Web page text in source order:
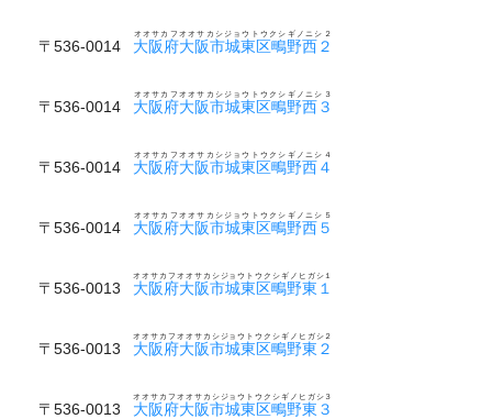
〒536-0014 大阪府大阪市城東区鴫野西２
オオサカフオオサカシジョウトウクシギノニシ２
〒536-0014 大阪府大阪市城東区鴫野西３
オオサカフオオサカシジョウトウクシギノニシ３
〒536-0014 大阪府大阪市城東区鴫野西４
オオサカフオオサカシジョウトウクシギノニシ４
〒536-0014 大阪府大阪市城東区鴫野西５
オオサカフオオサカシジョウトウクシギノニシ５
〒536-0013 大阪府大阪市城東区鴫野東１
オオサカフオオサカシジョウトウクシギノヒガシ１
〒536-0013 大阪府大阪市城東区鴫野東２
オオサカフオオサカシジョウトウクシギノヒガシ２
〒536-0013 大阪府大阪市城東区鴫野東３
オオサカフオオサカシジョウトウクシギノヒガシ３